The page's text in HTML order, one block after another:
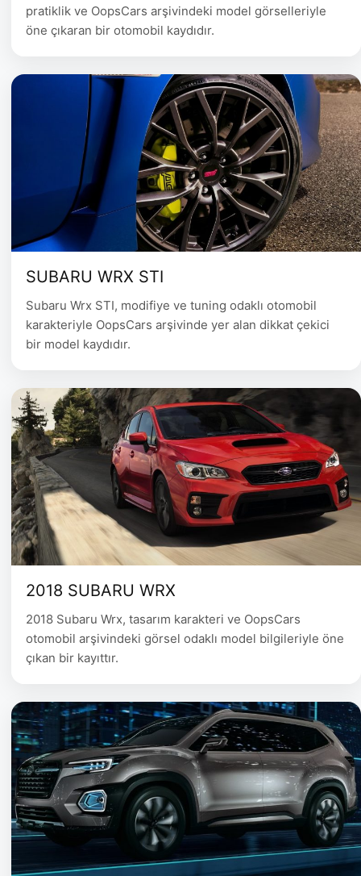
pratiklik ve OopsCars arşivindeki model görselleriyle
öne çıkaran bir otomobil kaydıdır.
SUBARU WRX STI
Subaru Wrx STI, modifiye ve tuning odaklı otomobil
karakteriyle OopsCars arşivinde yer alan dikkat çekici
bir model kaydıdır.
2018 SUBARU WRX
2018 Subaru Wrx, tasarım karakteri ve OopsCars
otomobil arşivindeki görsel odaklı model bilgileriyle öne
çıkan bir kayıttır.